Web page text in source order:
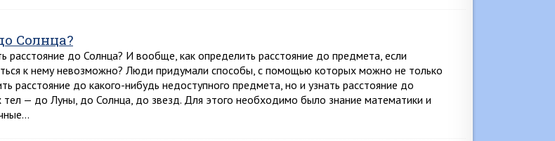
Солнца?
расстояние до Солнца? И вообще, как определить расстояние до предмета, если
к нему невозможно? Люди придумали способы, с помощью которых можно не только
расстояние до какого-нибудь недоступного предмета, но и узнать расстояние до
тел — до Луны, до Солнца, до звезд. Для этого необходимо было знание математики и